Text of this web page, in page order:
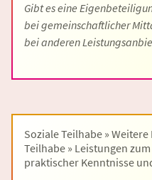
Gibt es eine
bei gemeinschaftlicher
bei anderen
Soziale Teilhabe »
Teilhabe » Leistungen
praktischer Kenntnisse